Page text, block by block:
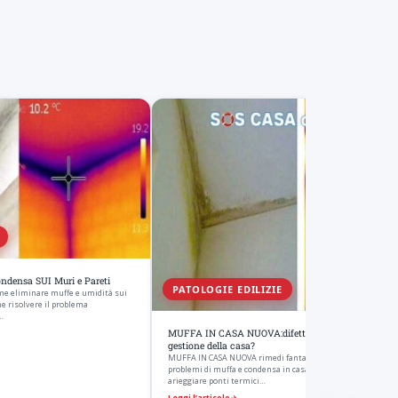
SUI Muri e Pareti
eliminare muffe e umidità sui
risolvere il problema
PATOLOGIE EDILIZIE
MUFFA IN CASA NUOVA:difetto di costruzione o
gestione della casa?
MUFFA IN CASA NUOVA rimedi fantasiosi dati dai
problemi di muffa e condensa in casa di nuova costruzione
arieggiare ponti termici…